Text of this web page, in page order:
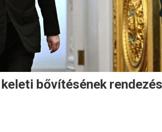
bővítésének